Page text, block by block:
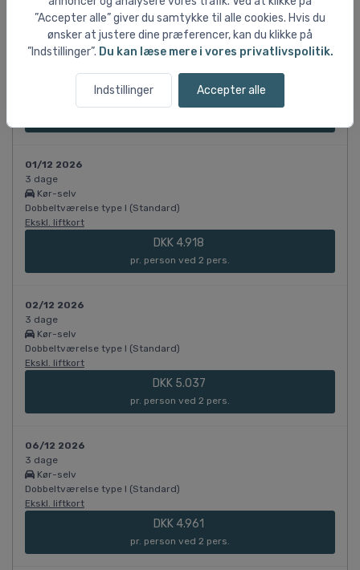
”Accepter alle” giver du samtykke til alle cookies. Hvis du
ønsker at justere dine præferencer, kan du klikke på
”Indstillinger”. Du kan læse mere i vores privatlivspolitik.
Indstillinger Accepter alle
30/11 2026
3 dage
Kør-selv
DKK 4.918
01/12 2026
3 dage
Kør-selv
Dobbeltværelse type I (Standard)
Ekskl. liftkort
DKK 4.918
pr. person ved 2 pers.
02/12 2026
3 dage
Kør-selv
Dobbeltværelse type I (Standard)
Ekskl. liftkort
DKK 5.037
pr. person ved 2 pers.
06/12 2026
3 dage
Kør-selv
Dobbeltværelse type I (Standard)
Ekskl. liftkort
DKK 4.961
pr. person ved 2 pers.